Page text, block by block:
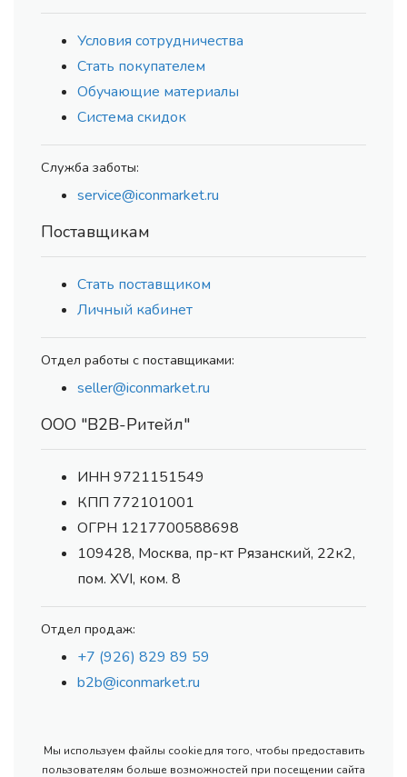
Условия сотрудничества
Стать покупателем
Обучающие материалы
Система скидок
Служба заботы:
service@iconmarket.ru
Поставщикам
Стать поставщиком
Личный кабинет
Отдел работы с поставщиками:
seller@iconmarket.ru
ООО "В2В-Ритейл"
ИНН 9721151549
КПП 772101001
ОГРН 1217700588698
109428, Москва, пр-кт Рязанский, 22к2,
пом. XVI, ком. 8
Отдел продаж:
+7 (926) 829 89 59
b2b@iconmarket.ru
Мы используем файлы cookie для того, чтобы предоставить
пользователям больше возможностей при посещении сайта